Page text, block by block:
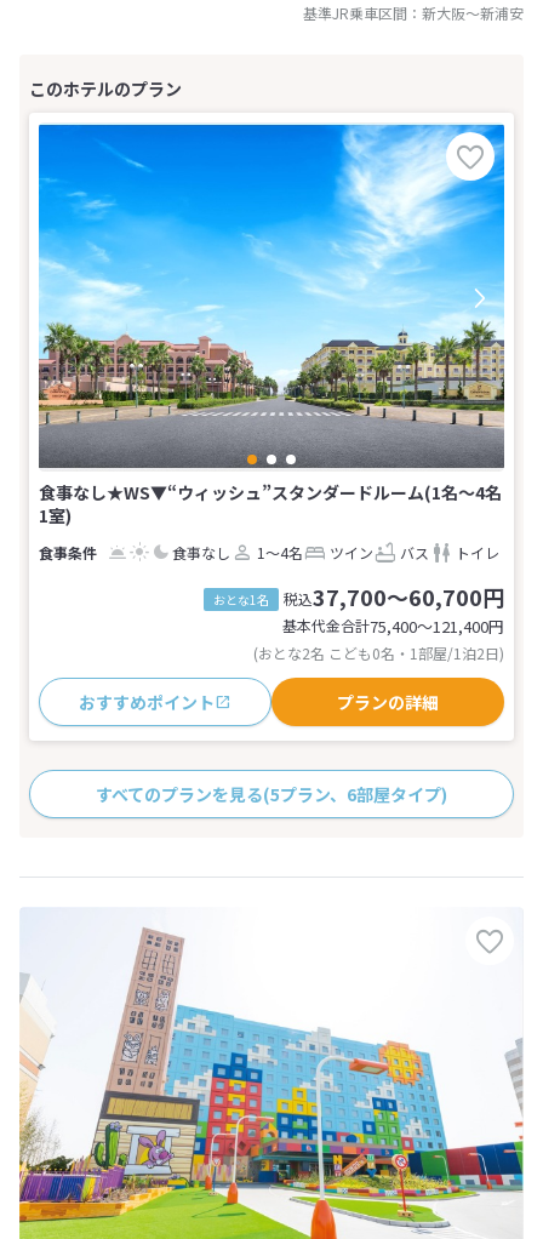
基準JR乗車区間： 新大阪～新浦安
食事なし★WS▼“ウィッシュ”スタンダードルーム(1名～4名
1室)
食事なし 1～4名 ツイン バス トイレ
おとな1名 税込37,700～60,700円
基本代金合計75,400〜121,400円
(おとな2名 こども0名・1部屋/1泊2日)
おすすめポイント プランの詳細
すべてのプランを見る(5プラン、6部屋タイプ)